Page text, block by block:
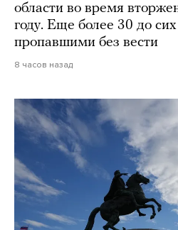
области во время
году. Еще более 30 до
пропавшими без вести
8 часов назад